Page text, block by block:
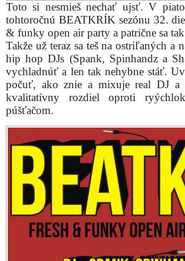
Toto si nesmieš nechať ujsť. V
tohtoročnú BEATKRÍK sezónu 32.
& funky open air party a patrične sa
Takže už teraz sa teš na ostriľaných a
hip hop DJs (Spank, Spinhandz a
vychladnúť a len tak nehybne stáť.
počuť, ako znie a mixuje real DJ
kvalitatívny rozdiel oproti
púšťačom.